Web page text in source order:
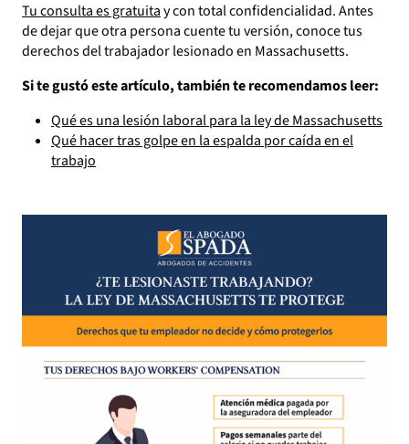
Tu consulta es gratuitay con total confidencialidad. Antes
de dejar que otra persona cuente tu versión, conoce tus
derechos del trabajador lesionado en Massachusetts.
Si te gustó este artículo, también te recomendamos leer:
Qué es una lesión laboral para la ley de Massachusetts
Qué hacer tras golpe en la espalda por caída en el
trabajo